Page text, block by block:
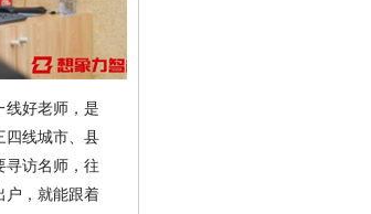
线好老师，是
四线城市、县
寻访名师，往
户，就能跟着